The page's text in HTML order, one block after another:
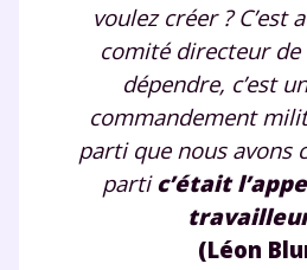
voulez créer ? C’est
comité directeur
dépendre, c’est
commandement
parti que nous avons
partic’était
(Léon